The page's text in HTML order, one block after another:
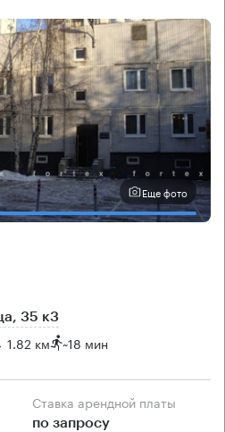
Еще фото
35 к3
1.82 км ~18 мин
Ставка арендной платы
по запросу